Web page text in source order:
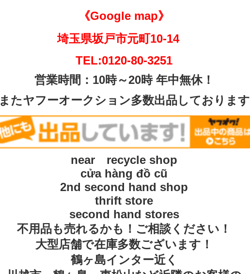
《Google map》
埼玉県坂戸市元町10-14
TEL:0120-80-3251
営業時間：10時～20時 年中無休！
またヤフーオークション多数出品しております
near recycle shop
cửa hàng đồ cũ
2nd second hand shop
thrift store
second hand stores
不用品も売れるかも！ご相談ください！
大型店舗で在庫多数ございます！
鶴ヶ島インター近く